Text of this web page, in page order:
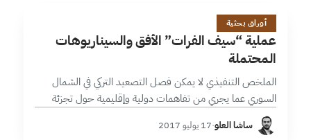
ع
18 دقائق
أوراق بحثية
عملية “سيف الفرات” الأفق والسيناريوهات
المحتملة
الملخص التنفيذي لا يمكن فصل التصعيد التركي في الشمال
السوري عما يجري من تفاهمات دولية وإقليمية حول تجزئة
المسار العسكري في سورية إلى مناطق خفض توتر؛ تفضي إلى
مناطق نفوذ…
ساشا العلو·17 يوليو 2017